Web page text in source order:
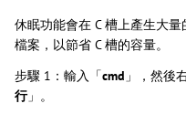
休眠功能會在 C 槽上產生大
檔案，以節省 C 槽的容量。
步驟 1：輸入「cmd 」，然後
行」。